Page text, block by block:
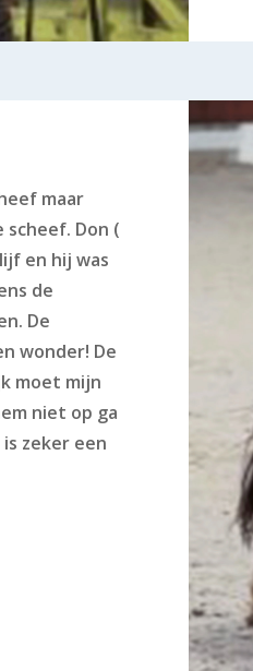
maar
Don (
en hij was
de
De
wonder! De
moet mijn
niet op ga
zeker een